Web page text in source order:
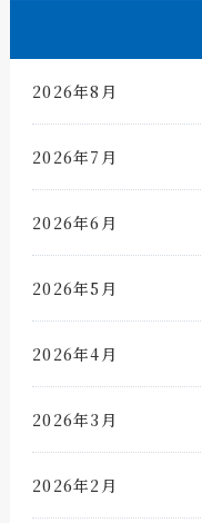
2026年8月
2026年7月
2026年6月
2026年5月
2026年4月
2026年3月
2026年2月